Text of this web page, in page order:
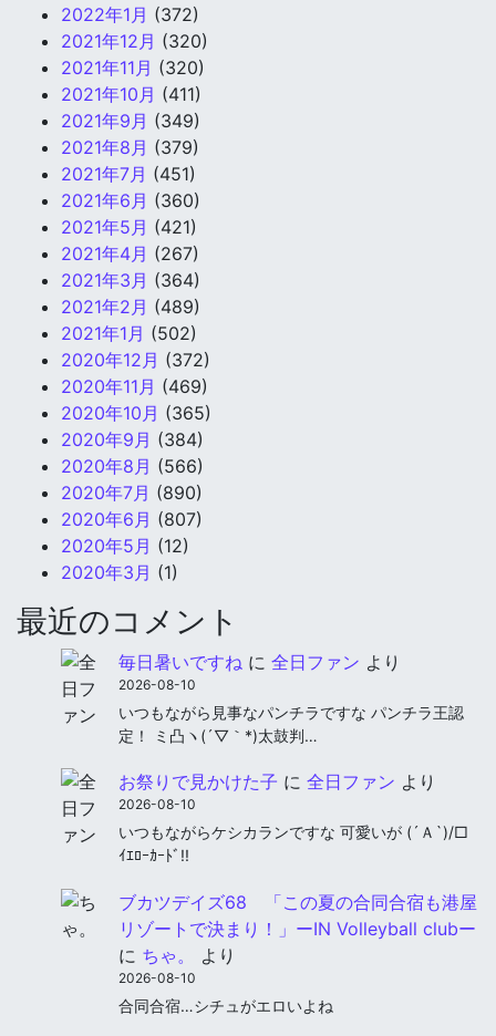
2022年1月 (372)
2021年12月 (320)
2021年11月 (320)
2021年10月 (411)
2021年9月 (349)
2021年8月 (379)
2021年7月 (451)
2021年6月 (360)
2021年5月 (421)
2021年4月 (267)
2021年3月 (364)
2021年2月 (489)
2021年1月 (502)
2020年12月 (372)
2020年11月 (469)
2020年10月 (365)
2020年9月 (384)
2020年8月 (566)
2020年7月 (890)
2020年6月 (807)
2020年5月 (12)
2020年3月 (1)
最近のコメント
毎日暑いですね に 全日ファン より
2026-08-10
いつもながら見事なパンチラですな パンチラ王認
定！ ミ凸ヽ(´▽｀*)太鼓判…
お祭りで見かけた子 に 全日ファン より
2026-08-10
いつもながらケシカランですな 可愛いが (´Ａ`)/□
ｲｴﾛｰｶｰﾄﾞ!!
ブカツデイズ68 「この夏の合同合宿も港屋
リゾートで決まり！」ーIN Volleyball clubー
に ちゃ。 より
2026-08-10
合同合宿…シチュがエロいよね